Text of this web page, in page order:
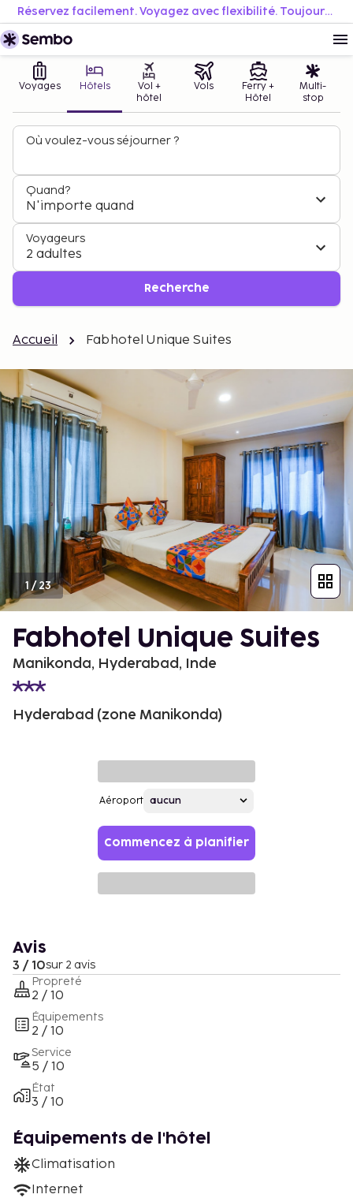
Réservez facilement. Voyagez avec flexibilité. Toujours au meilleur prix.
Voyages Hôtels
Vol +
hôtel
Vols
Ferry +
Hôtel
Multi-
stop
Où voulez-vous séjourner ?
Quand?
N'importe quand
Voyageurs
2 adultes
Recherche
Accueil Fabhotel Unique Suites
1 /23
Fabhotel Unique Suites
Manikonda, Hyderabad, Inde
Hyderabad (zone Manikonda)
Aéroport
Commencez à planifier
Avis
3 / 10sur 2 avis
Propreté
2 / 10
Équipements
2 / 10
Service
5 / 10
État
3 / 10
Équipements de l'hôtel
Climatisation
Internet